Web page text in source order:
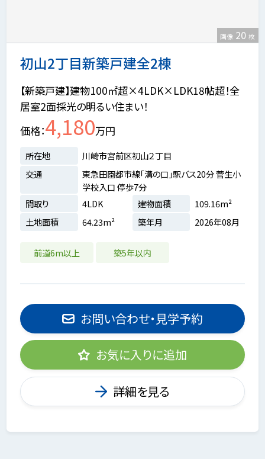
初山2丁目新築戸建全2棟
画像 20 枚
【新築戸建】建物100㎡超×4LDK×LDK18帖超！全
居室2面採光の明るい住まい！
価格 4,180万円
所在地
川崎市宮前区初山２丁目
交通
東急田園都市線「溝の口」駅バス20分 菅生小
学校入口 停歩7分
間取り
4LDK 建物面積
109.16m²
土地面積
64.23m² 築年月 2026年08月
前道6m以上 築5年以内
お問い合わせ・見学予約
お気に入りに追加
詳細を見る